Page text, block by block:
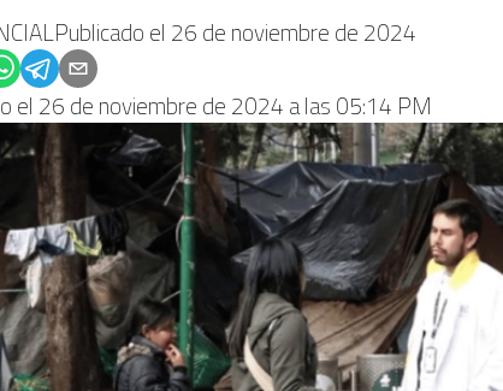
Publicado el 26 de noviembre de 2024
el 26 de noviembre de 2024 a las 05:14 PM